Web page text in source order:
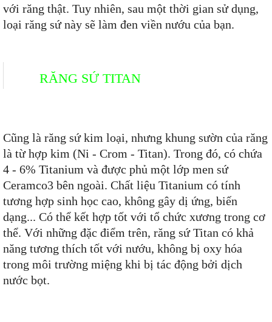
với răng thật. Tuy nhiên, sau một thời gian sử dụng,
loại răng sứ này sẽ làm đen viền nướu của bạn.
RĂNG SỨ TITAN
Cũng là răng sứ kim loại, nhưng khung sườn của răng
là từ hợp kim (Ni - Crom - Titan). Trong đó, có chứa
4 - 6% Titanium và được phủ một lớp men sứ
Ceramco3 bên ngoài. Chất liệu Titanium có tính
tương hợp sinh học cao, không gây dị ứng, biến
dạng... Có thể kết hợp tốt với tổ chức xương trong cơ
thể. Với những đặc điểm trên, răng sứ Titan có khả
năng tương thích tốt với nướu, không bị oxy hóa
trong môi trường miệng khi bị tác động bởi dịch
nước bọt.